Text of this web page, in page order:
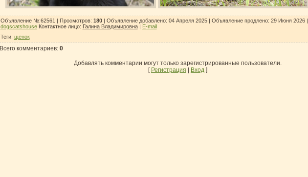
Объявление №:62561 | Просмотров: 180| Объявление добавлено: 04 Апреля 2025| Объявление продлено: 29 Июня 2026|
dogscatshouse Контактное лицо: Галина Владимировна| E-mail
Теги: щенок
Всего комментариев: 0
Добавлять комментарии могут только зарегистрированные пользователи.
[ Регистрация Вход ]